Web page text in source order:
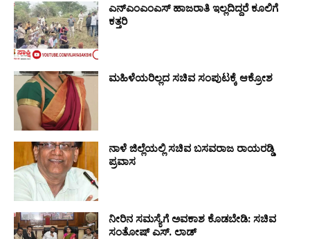
ಎನ್‌ಎಂಎಂಎಸ್‌ ಹಾಜರಾತಿ ಇಲ್ಲದಿದ್ದರೆ ಕೂಲಿಗೆ
ಕತ್ತರಿ
ಮಹಿಳೆಯರಿಲ್ಲದ ಸಚಿವ ಸಂಪುಟಕ್ಕೆ ಆಕ್ರೋಶ
ನಾಳೆ ಜಿಲ್ಲೆಯಲ್ಲಿ ಸಚಿವ ಬಸವರಾಜ ರಾಯರಡ್ಡಿ
ಪ್ರವಾಸ
ನೀರಿನ ಸಮಸ್ಯೆಗೆ ಅವಕಾಶ ಕೊಡಬೇಡಿ: ಸಚಿವ
ಸಂತೋಷ್ ಎಸ್. ಲಾಡ್